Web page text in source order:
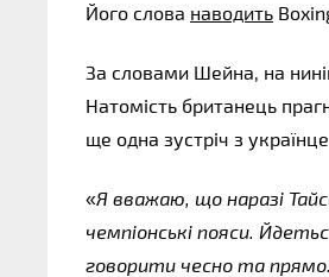
Його слова наводить
За словами Шейна, на
Натомість британець
ще одна зустріч з
«Я вважаю, що наразі
чемпіонські пояси.
говорити чесно та